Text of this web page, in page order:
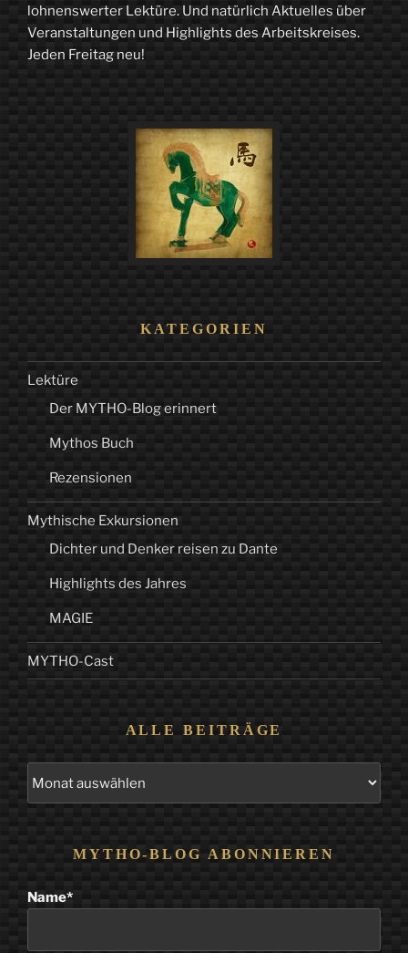
–
Theater
lohnenswerter Lektüre. Und natürlich Aktuelles über
Veranstaltungen und Highlights des Arbeitskreises.
Jeden Freitag neu!
KATEGORIEN
Lektüre
Der MYTHO-Blog erinnert
Mythos Buch
Rezensionen
Mythische Exkursionen
Dichter und Denker reisen zu Dante
Highlights des Jahres
MAGIE
MYTHO-Cast
ALLE BEITRÄGE
MYTHO-BLOG ABONNIEREN
Name*